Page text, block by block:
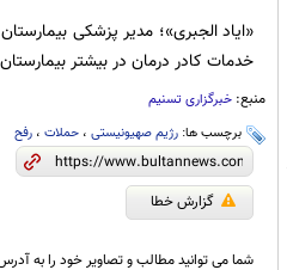
«ایاد الجبری»؛ مدیر پزشکی
خدمات کادر درمان در بیشتر
منبع: خبرگزاری تسنیم
برچسب ها: رژیم صهیونیستی، حملات، رفح
گزارش خطا
شما می توانید مطالب و تصاویر خود را به